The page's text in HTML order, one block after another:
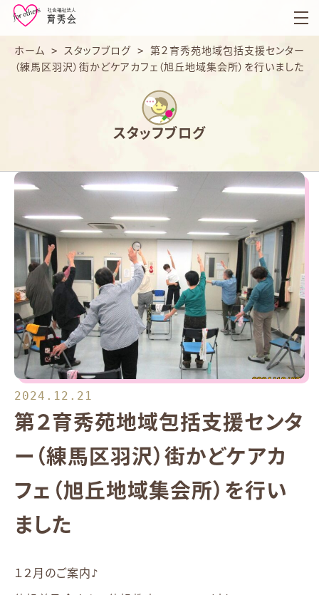
育
秀
会
ホーム > スタッフブログ > 第２育秀苑地域包括支援センター
（練馬区羽沢）街かどケアカフェ（旭丘地域集会所）を行いました
スタッフブログ
2024.12.21
第２育秀苑地域包括支援センタ
ー（練馬区羽沢）街かどケアカ
フェ（旭丘地域集会所）を行い
ました
１２月のご案内♪